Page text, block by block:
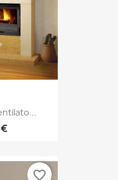
favorite_border